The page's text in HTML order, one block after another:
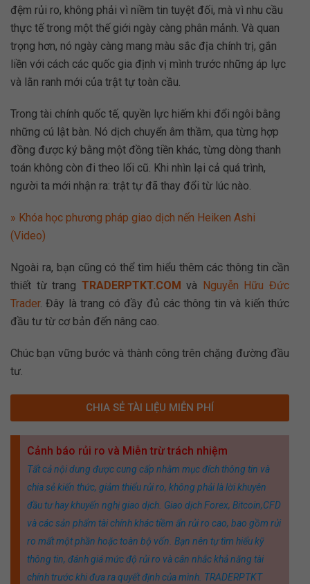
đệm rủi ro, không phải vì niềm tin tuyệt đối, mà vì nhu cầu
thực tế trong một thế giới ngày càng phân mảnh. Và quan
trọng hơn, nó ngày càng mang màu sắc địa chính trị, gắn
liền với cách các quốc gia định vị mình trước những áp lực
và lằn ranh mới của trật tự toàn cầu.
Trong tài chính quốc tế, quyền lực hiếm khi đổi ngôi bằng
những cú lật bàn. Nó dịch chuyển âm thầm, qua từng hợp
đồng được ký bằng một đồng tiền khác, từng dòng thanh
toán không còn đi theo lối cũ. Khi nhìn lại cả quá trình,
người ta mới nhận ra: trật tự đã thay đổi từ lúc nào.
» Khóa học phương pháp giao dịch nến Heiken Ashi
(Video)
Ngoài ra, bạn cũng có thể tìm hiểu thêm các thông tin cần
thiết từ trang TRADERPTKT.COMvà
Nguyễn Hữu Đức
Trader. Đây là trang có đầy đủ các thông tin và kiến thức
đầu tư từ cơ bản đến nâng cao.
Chúc bạn vững bước và thành công trên chặng đường đầu
tư.
CHIA SẺ TÀI LIỆU MIỄN PHÍ
Cảnh báo rủi ro và Miễn trừ trách nhiệm
Tất cả nội dung được cung cấp nhằm mục đích thông tin và
chia sẻ kiến thức, giảm thiểu rủi ro, không phải là lời khuyên
đầu tư hay khuyến nghị giao dịch. Giao dịch Forex, Bitcoin,CFD
và các sản phẩm tài chính khác tiềm ẩn rủi ro cao, bao gồm rủi
ro mất một phần hoặc toàn bộ vốn. Bạn nên tự tìm hiểu kỹ
thông tin, đánh giá mức độ rủi ro và cân nhắc khả năng tài
chính trước khi đưa ra quyết định của mình. TRADERPTKT